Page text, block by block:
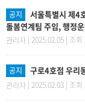
공지
서울특별시 제4
돌봄연계팀 주임, 행정
관리자 | 2025.02.05 | 조회
공지 구로4호점 우리
관리자 | 2025.02.03 | 조회